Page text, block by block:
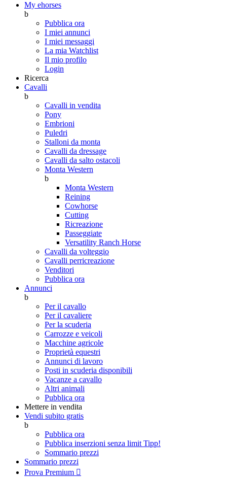
My ehorses
b
Pubblica ora
I miei annunci
I miei messaggi
La mia Watchlist
Il mio profilo
Login
Ricerca
Cavalli
b
Cavalli in vendita
Pony
Embrioni
Puledri
Stalloni da monta
Cavalli da dressage
Cavalli da salto ostacoli
Monta Western
b
Monta Western
Reining
Cowhorse
Cutting
Ricreazione
Passeggiate
Versatility Ranch Horse
Cavalli da volteggio
Cavalli perricreazione
Venditori
Pubblica ora
Annunci
b
Per il cavallo
Per il cavaliere
Per la scuderia
Carrozze e veicoli
Macchine agricole
Proprietà equestri
Annunci di lavoro
Posti in scuderia disponibili
Vacanze a cavallo
Altri animali
Pubblica ora
Mettere in vendita
Vendi subito gratis
b
Pubblica ora
Pubblica inserzioni senza limit Tipp!
Sommario prezzi
Sommario prezzi
Prova Premium 